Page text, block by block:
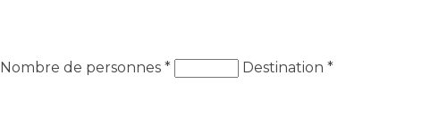
Nombre de personnes * Destination *